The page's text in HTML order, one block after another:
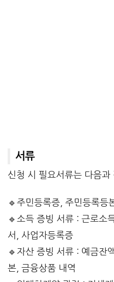
서류
신청 시 필요서류는 다음과
🔹주민등록증, 주민등록등
🔹소득 증빙 서류 : 근로소
서, 사업자등록증
🔹자산 증빙 서류 : 예금잔
본, 금융상품 내역